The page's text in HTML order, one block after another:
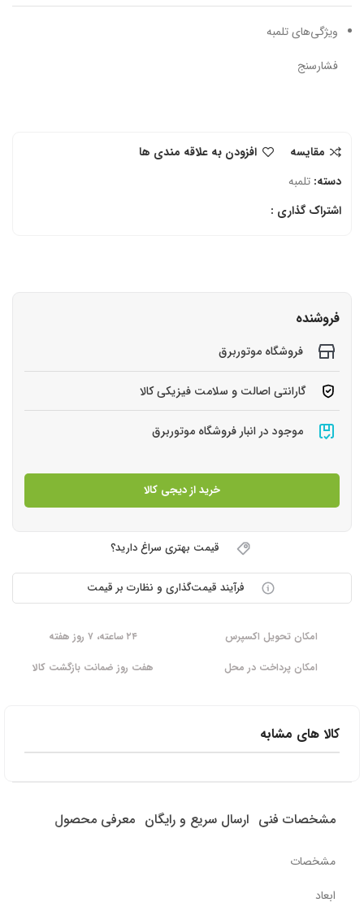
ویژگی‌های تلمبه
فشارسنج
مقایسه
افزودن به علاقه مندی ها
دسته: تلمبه
اشتراک گذاری :
فروشنده
فروشگاه موتوربرق
گارانتی اصالت و سلامت فیزیکی کالا
موجود در انبار فروشگاه موتوربرق
خرید از دیجی کالا
قیمت بهتری سراغ دارید؟
فرآیند قیمت‌گذاری و نظارت بر قیمت
امکان تحویل اکسپرس
۲۴ ساعته، ۷ روز هفته
امکان پرداخت در محل
هفت روز ضمانت بازگشت کالا
کالا های مشابه
مشخصات فنی ارسال سریع و رایگان معرفی محصول
مشخصات
ابعاد